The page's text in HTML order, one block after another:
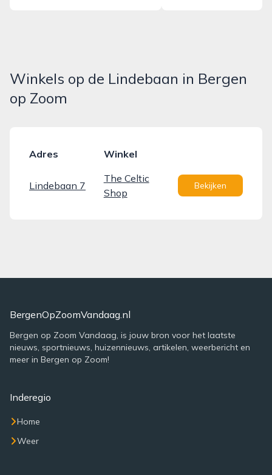
Winkels op de Lindebaan in Bergen
op Zoom
Adres Winkel
Lindebaan 7
The Celtic
Shop
Bekijken
BergenOpZoomVandaag.nl
Bergen op Zoom Vandaag, is jouw bron voor het laatste
nieuws, sportnieuws, huizennieuws, artikelen, weerbericht en
meer in Bergen op Zoom!
Inderegio
Home
Weer